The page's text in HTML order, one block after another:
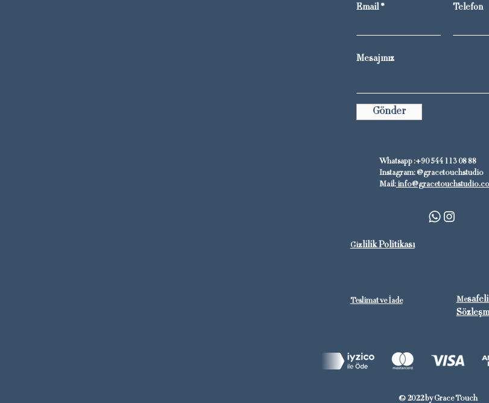
Email Telefon
Gönder
Whatsapp :+90 544 113 08 88
Instagram: @gracetouchstudio
Mail:
Gizlilik Politikası
Teslimat ve İade Mesafeli
© 2022 by Grace Touch